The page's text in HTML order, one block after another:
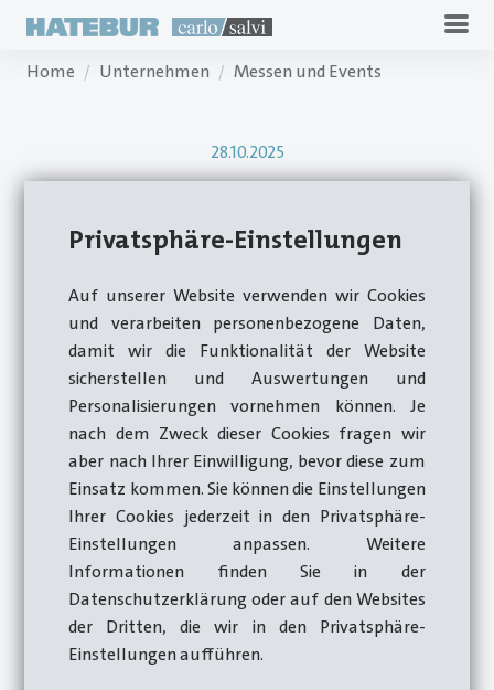
Privatsphäre-Einstellungen
Auf unserer Website verwenden wir Cookies
und verarbeiten personenbezogene Daten,
damit wir die Funktionalität der Website
sicherstellen und Auswertungen und
Personalisierungen vornehmen können. Je
nach dem Zweck dieser Cookies fragen wir
aber nach Ihrer Einwilligung, bevor diese zum
Einsatz kommen. Sie können die Einstellungen
Ihrer Cookies jederzeit in den Privatsphäre-
Einstellungen anpassen. Weitere
Informationen finden Sie in der
Datenschutzerklärung oder auf den Websites
der Dritten, die wir in den Privatsphäre-
Einstellungen aufführen.
Home Unternehmen Messen und Events
28.10.2025
MetalForm China
2025
MetalForm China 2025, Shanghai